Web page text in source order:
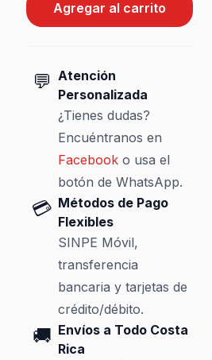
Agregar al carrito
💬 Atención
Personalizada
¿Tienes dudas?
Encuéntranos en
Facebooko usa el
botón de WhatsApp.
💳 Métodos de Pago
Flexibles
SINPE Móvil,
transferencia
bancaria y tarjetas de
crédito/débito.
🚚 Envíos a Todo Costa
Rica